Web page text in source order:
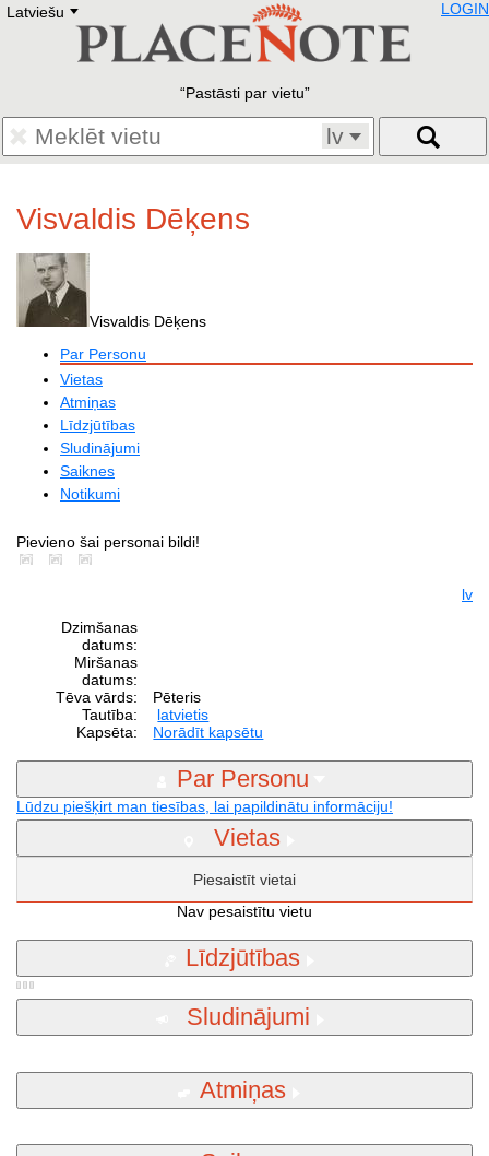
Latviešu E
Deutsch
Francais
Polski
Eestikeelne
LOGIN
Pastāsti par vietu
lv
Visvaldis Dēķens
Visvaldis Dēķens
Par Personu
Vietas
Atmiņas
Līdzjūtības
Sludinājumi
Saiknes
Notikumi
Pievieno šai personai bildi!
lv
Dzimšanas
datums:
Miršanas
datums:
Tēva vārds:
Pēteris
Tautība:
latvietis
Kapsēta:
Norādīt kapsētu
Par Personu
Lūdzu piešķirt man tiesības, lai papildinātu informāciju!
Vietas
Piesaistīt vietai
Nav pesaistītu vietu
Līdzjūtības
Sludinājumi
Atmiņas